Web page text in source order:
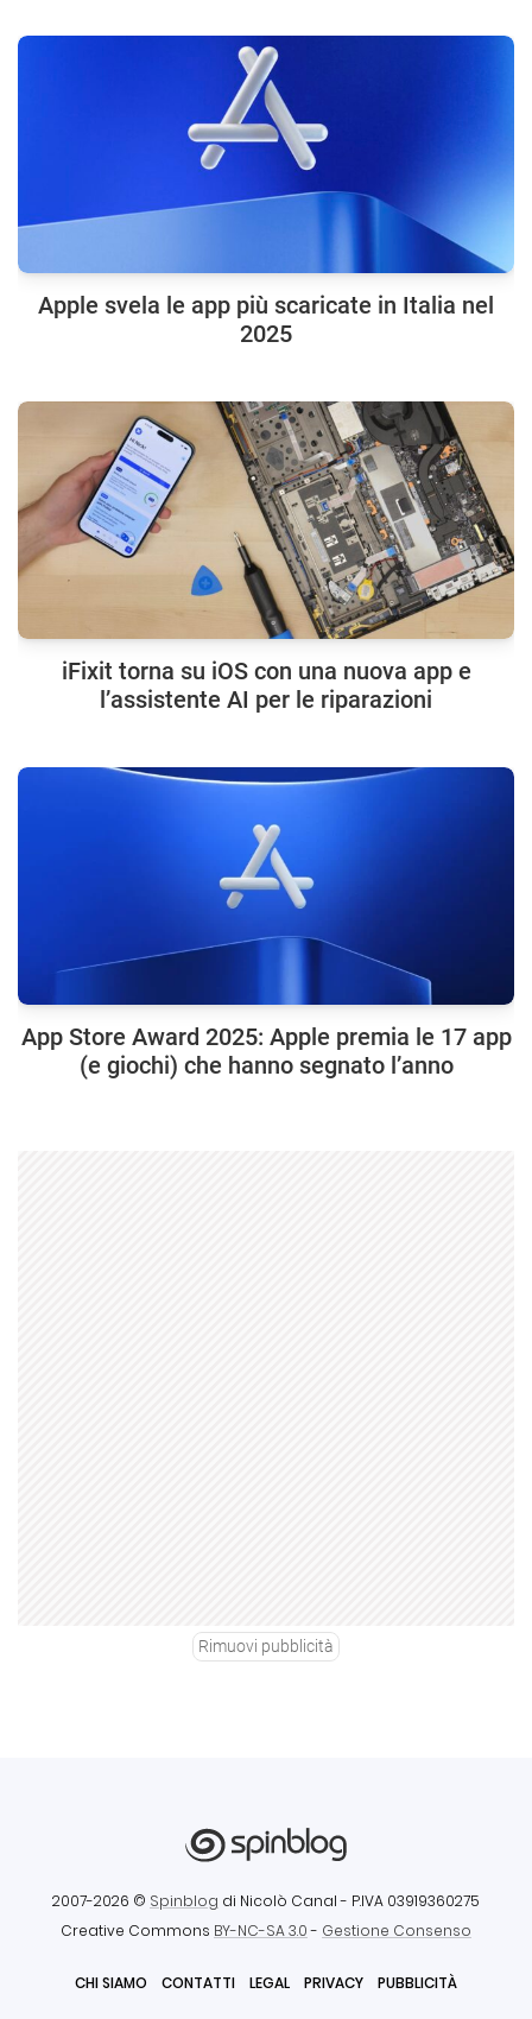
Apple svela le app più scaricate in Italia nel
2025
iFixit torna su iOS con una nuova app e
l’assistente AI per le riparazioni
App Store Award 2025: Apple premia le 17 app
(e giochi) che hanno segnato l’anno
Rimuovi pubblicità
2007-2026 © Spinblog di Nicolò Canal - P.IVA 03919360275
Creative Commons BY-NC-SA 3.0- Gestione Consenso
CHI SIAMO CONTATTI LEGAL PRIVACY PUBBLICITÀ